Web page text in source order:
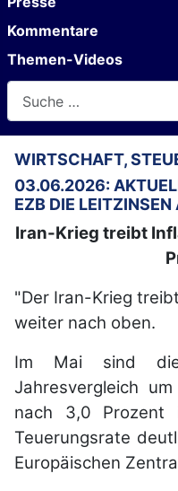
Kommentare
Themen-Videos
WIRTSCHAFT,
03.06.2026:
EZB DIE LEITZINSEN
Iran-Krieg treibt
"Der Iran-Krieg
weiter nach oben.
Im Mai sind die
Jahresvergleich
nach 3,0 Prozent
Teuerungsrate
Europäischen